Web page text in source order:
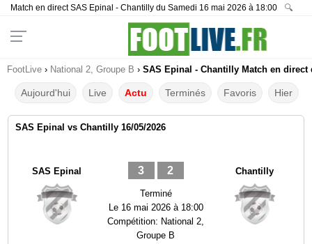
Match en direct SAS Epinal - Chantilly du Samedi 16 mai 2026 à 18:00 🔍
FootLive › National 2, Groupe B › SAS Epinal - Chantilly Match en direct
Aujourd'hui Live Actu Terminés Favoris Hier
SAS Epinal vs Chantilly 16/05/2026
SAS Epinal 3 2
Terminé
Le 16 mai 2026 à 18:00
Compétition: National 2,
Groupe B
Chantilly